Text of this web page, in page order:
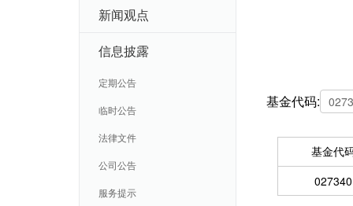
新闻观点
信息披露
定期公告
临时公告
法律文件
公司公告
服务提示
基金代码:
基金代
027340